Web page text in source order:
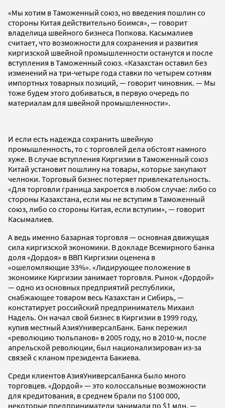
«Мы хотим в Таможенный союз, но введения пошлин со
стороны Китая действительно боимся», — говорит
владелица швейного бизнеса Попкова. Касымалиев
считает, что возможности для сохранения и развития
киргизской швейной промышленности останутся и после
вступления в Таможенный союз. «Казахстан оставил без
изменений на три-четыре года ставки по четырем сотням
импортных товарных позиций, — говорит чиновник. — Мы
тоже будем этого добиваться, в первую очередь по
материалам для швейной промышленности».
И если есть надежда сохранить швейную
промышленность, то с торговлей дела обстоят намного
хуже. В случае вступления Киргизии в Таможенный союз
Китай установит пошлину на товары, которые закупают
челноки. Торговый бизнес потеряет привлекательность.
«Для торговли граница закроется в любом случае: либо со
стороны Казахстана, если мы не вступим в Таможенный
союз, либо со стороны Китая, если вступим», — говорит
Касымалиев.
А ведь именно базарная торговля — основная движущая
сила киргизской экономики. В докладе Всемирного банка
доля «Дордоя» в ВВП Киргизии оценена в
«ошеломляющие 33%». «Лидирующее положение в
экономике Киргизии занимает торговля. Рынок «Дордой»
— одно из основных предприятий республики,
снабжающее товаром весь Казахстан и Сибирь, —
констатирует российский предприниматель Михаил
Надель. Он начал свой бизнес в Киргизии в 1999 году,
купив местный АзияУниверсалБанк. Банк пережил
«революцию тюльпанов» в 2005 году, но в 2010-м, после
апрельской революции, был национализирован из-за
связей с кланом президента Бакиева.
Среди клиентов АзияУниверсалБанка было много
торговцев. «Дордой» — это колоссальные возможности
для кредитования, в среднем брали по $100 000,
некоторые предприниматели занимали по $1 млн, —